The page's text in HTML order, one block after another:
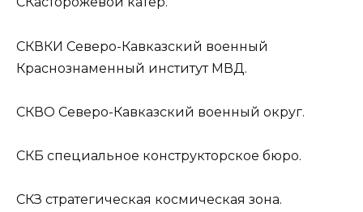
СКВКИ Северо-Кавказский военный
Краснознаменный институт МВД.
СКВО Северо-Кавказский военный округ.
СКБ специальное конструкторское бюро.
СКЗ стратегическая космическая зона.